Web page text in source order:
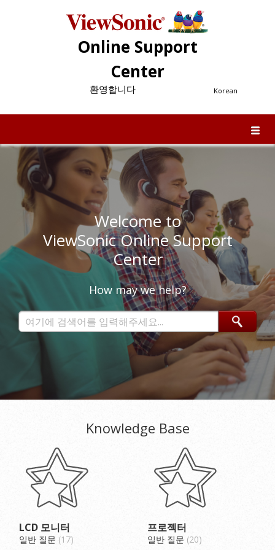
Online Support
Center
Korean
환영합니다
Welcome to
ViewSonic Online Support
Center
How may we help?
Knowledge Base
LCD 모니터
일반 질문 17
프로젝터
일반 질문 20